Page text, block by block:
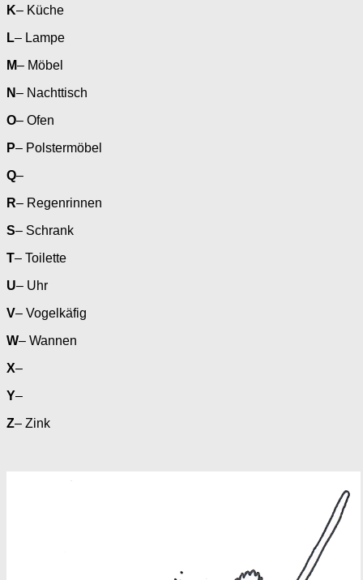
K– Küche
L– Lampe
M– Möbel
N– Nachttisch
O– Ofen
P– Polstermöbel
Q–
R– Regenrinnen
S– Schrank
T– Toilette
U– Uhr
V– Vogelkäfig
W– Wannen
X–
Y–
Z– Zink